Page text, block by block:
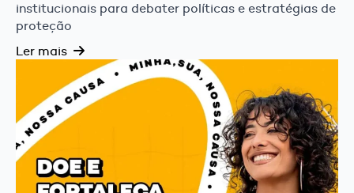
institucionais para debater políticas e estratégias de
proteção
Ler mais